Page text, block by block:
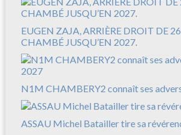
EUGEN ZAJA, ARRIÈRE DROIT DE
CHAMBÉ JUSQU’EN 2027.
N1M CHAMBERY2 connaît ses
ASSAU Michel Batailler tire sa